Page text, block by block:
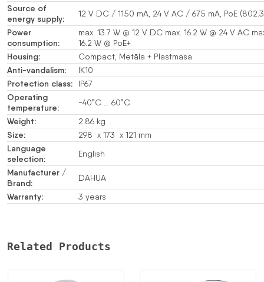
Source of
energy supply:
12 V DC / 1150 mA, 24 V AC / 675 mA, PoE
Power
consumption:
max. 13.7 W @ 12 V DC max. 16.2 W @ 24 V AC
16.2 W @ PoE+
Housing: Compact, Metāla + Plastmasa
Anti-vandalism: IK10
Protection class: IP67
Operating
temperature:
-40°C … 60°C
Weight: 2.86 kg
Size: 298 x 173 x 121 mm
Language
selection:
English
Manufacturer /
Brand:
DAHUA
Warranty: 3 years
Related Products